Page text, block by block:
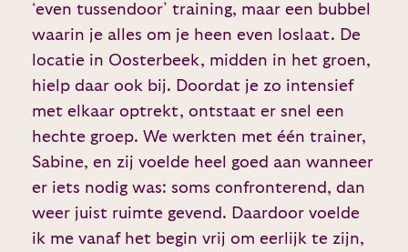
‘even tussendoor’ training, maar een bubbel
waarin je alles om je heen even loslaat. De
locatie in Oosterbeek, midden in het groen,
hielp daar ook bij. Doordat je zo intensief
met elkaar optrekt, ontstaat er snel een
hechte groep. We werkten met één trainer,
Sabine, en zij voelde heel goed aan wanneer
er iets nodig was: soms confronterend, dan
weer juist ruimte gevend. Daardoor voelde
ik me vanaf het begin vrij om eerlijk te zijn,